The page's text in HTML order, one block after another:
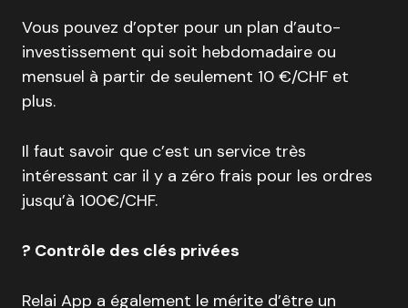
Vous pouvez d’opter pour un plan d’auto-
investissement qui soit hebdomadaire ou
mensuel à partir de seulement 10 €/CHF et
plus.
Il faut savoir que c’est un service très
intéressant car il y a zéro frais pour les ordres
jusqu’à 100€/CHF.
? Contrôle des clés privées
Relai App a également le mérite d’être un